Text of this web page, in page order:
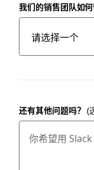
我们的销售团队如
还有其他问题吗？ (